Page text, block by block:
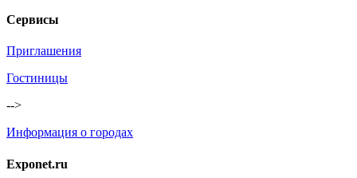
Сервисы
Приглашения
Гостиницы
-->
Информация о городах
Exponet.ru